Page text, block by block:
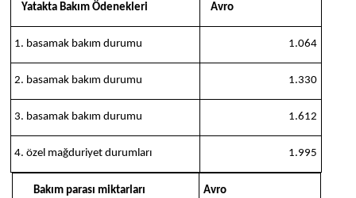
Yatakta Bakım Ödenekleri Avro
1. basamak bakım durumu 1.064
2. basamak bakım durumu 1.330
3. basamak bakım durumu 1.612
4. özel mağduriyet durumları 1.995
Bakım parası miktarları Avro